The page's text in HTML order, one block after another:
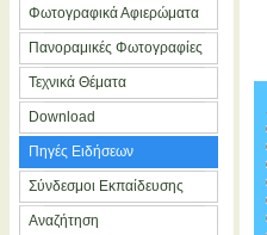
Φωτογραφικά Αφιερώματα
Πανοραμικές Φωτογραφίες
Τεχνικά Θέματα
Download
Πηγές Ειδήσεων
Σύνδεσμοι Εκπαίδευσης
Αναζήτηση